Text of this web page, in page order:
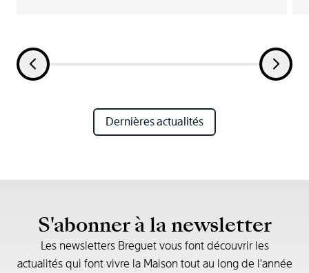
Dernières actualités
S'abonner à la newsletter
Les newsletters Breguet vous font découvrir les
actualités qui font vivre la Maison tout au long de l’année